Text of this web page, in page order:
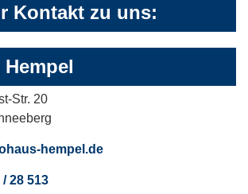
Kontakt zu uns:
Str. 20
hempel.de
/ 28 513